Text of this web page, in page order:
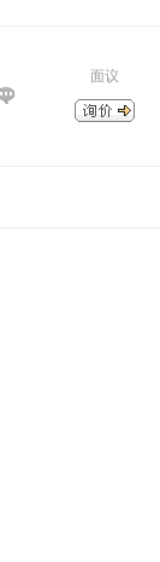
面议